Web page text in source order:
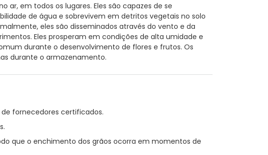
ar, em todos os lugares. Eles são capazes de se
de água e sobrevivem em detritos vegetais no solo
eles são disseminados através do vento e da
Eles prosperam em condições de alta umidade e
durante o desenvolvimento de flores e frutos. Os
durante o armazenamento.
fornecedores certificados.
que o enchimento dos grãos ocorra em momentos de